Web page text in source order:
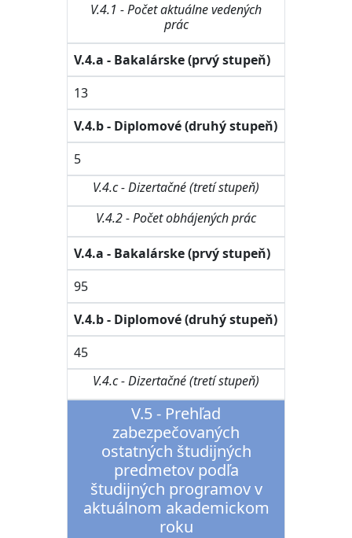
V.4.1 - Počet aktuálne vedených
prác
V.4.a - Bakalárske (prvý stupeň)
13
V.4.b - Diplomové (druhý stupeň)
5
V.4.c - Dizertačné (tretí stupeň)
V.4.2 - Počet obhájených prác
V.4.a - Bakalárske (prvý stupeň)
95
V.4.b - Diplomové (druhý stupeň)
45
V.4.c - Dizertačné (tretí stupeň)
V.5 - Prehľad
zabezpečovaných
ostatných študijných
predmetov podľa
študijných programov v
aktuálnom akademickom
roku